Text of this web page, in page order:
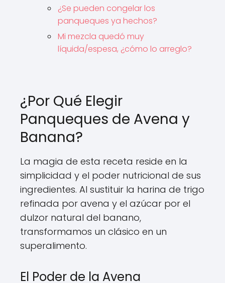
¿Se pueden congelar los
panqueques ya hechos?
Mi mezcla quedó muy
líquida/espesa, ¿cómo lo arreglo?
¿Por Qué Elegir
Panqueques de Avena y
Banana?
La magia de esta receta reside en la
simplicidad y el poder nutricional de sus
ingredientes. Al sustituir la harina de trigo
refinada por avena y el azúcar por el
dulzor natural del banano,
transformamos un clásico en un
superalimento.
El Poder de la Avena